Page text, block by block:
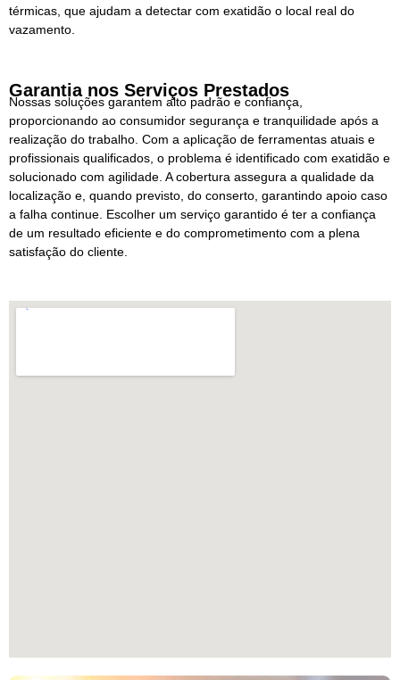
térmicas, que ajudam a detectar com exatidão o local real do
vazamento.
Garantia nos Serviços Prestados
Nossas soluções garantem alto padrão e confiança,
proporcionando ao consumidor segurança e tranquilidade após a
realização do trabalho. Com a aplicação de ferramentas atuais e
profissionais qualificados, o problema é identificado com exatidão e
solucionado com agilidade. A cobertura assegura a qualidade da
localização e, quando previsto, do conserto, garantindo apoio caso
a falha continue. Escolher um serviço garantido é ter a confiança
de um resultado eficiente e do comprometimento com a plena
satisfação do cliente.